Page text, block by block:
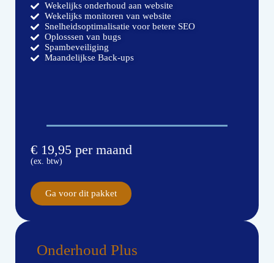
Wekelijks onderhoud aan website
Wekelijks monitoren van website
Snelheidsoptimalisatie voor betere SEO
Oplosssen van bugs
Spambeveiliging
Maandelijkse Back-ups
€ 19,95 per maand
(ex. btw)
Ga voor dit pakket
Onderhoud Plus